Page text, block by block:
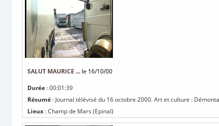
SALUT MAURICE ... le 16/10/00
Durée : 00:01:39
Résumé : Journal télévisé du 16 octobre 2000. Art et culture :
Lieux : Champ de Mars (Epinal)